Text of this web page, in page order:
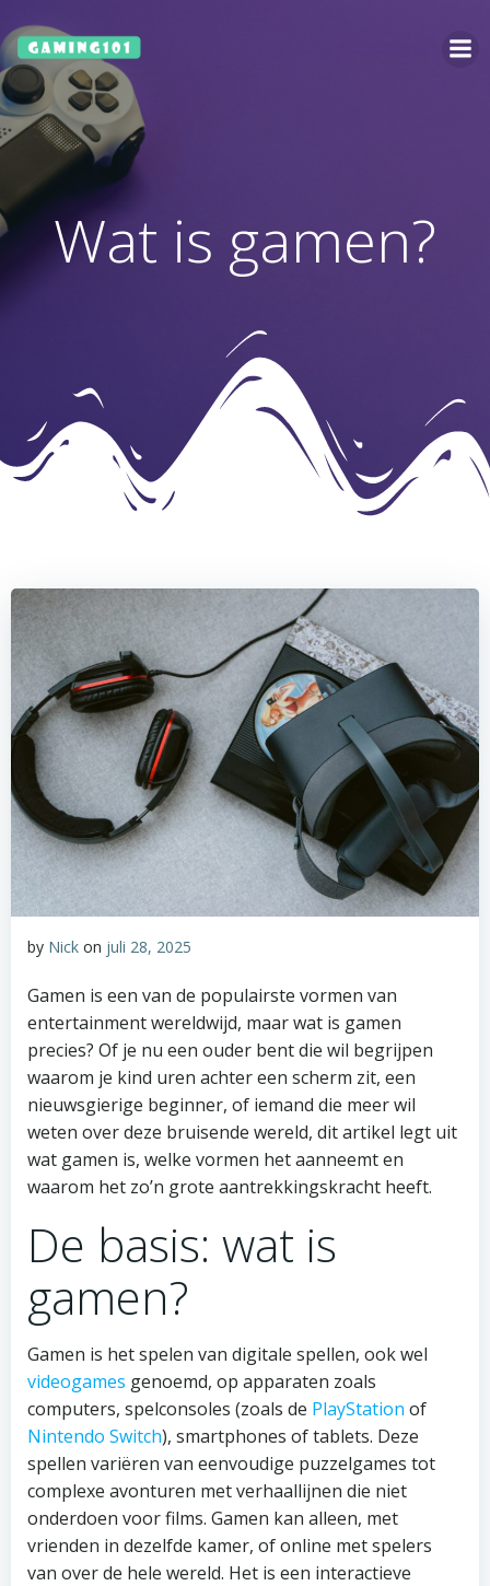
Wat is gamen?
by Nick on juli 28, 2025
Gamen is een van de populairste vormen van
entertainment wereldwijd, maar wat is gamen
precies? Of je nu een ouder bent die wil begrijpen
waarom je kind uren achter een scherm zit, een
nieuwsgierige beginner, of iemand die meer wil
weten over deze bruisende wereld, dit artikel legt uit
wat gamen is, welke vormen het aanneemt en
waarom het zo’n grote aantrekkingskracht heeft.
De basis: wat is
gamen?
Gamen is het spelen van digitale spellen, ook wel
videogames genoemd, op apparaten zoals
computers, spelconsoles (zoals de PlayStation of
Nintendo Switch), smartphones of tablets. Deze
spellen variëren van eenvoudige puzzelgames tot
complexe avonturen met verhaallijnen die niet
onderdoen voor films. Gamen kan alleen, met
vrienden in dezelfde kamer, of online met spelers
van over de hele wereld. Het is een interactieve